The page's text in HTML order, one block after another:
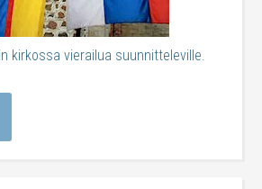
kirkossa vierailua suunnitteleville.